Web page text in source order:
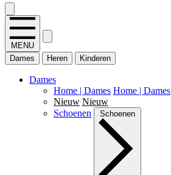
MENU
Dames
Heren Kinderen
Dames
Home | Dames Home | Dames
Nieuw Nieuw
Schoenen
Schoenen